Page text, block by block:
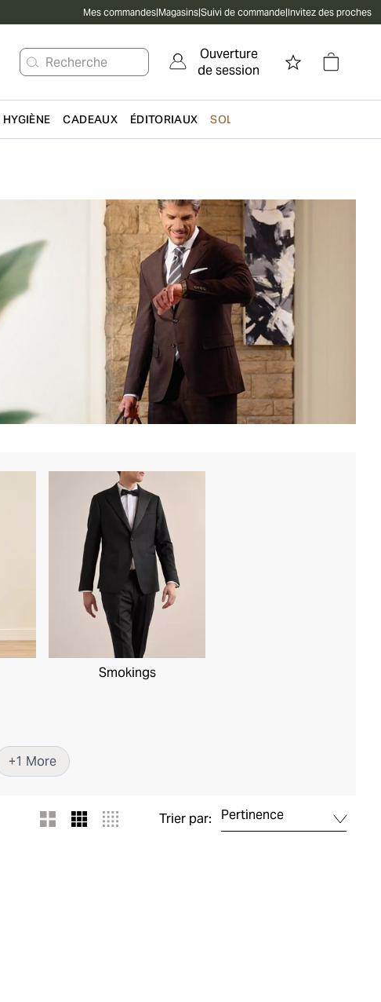
Mes commandes|Magasins|Suivi de commande|Invitez des proches
Recherche
Ouverture
de session
HYGIÈNE CADEAUX ÉDITORIAUX SOLDES
Smokings
+1 More
Trier par: Pertinence